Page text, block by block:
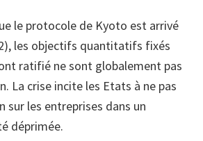
le protocole de Kyoto est arrivé
les objectifs quantitatifs fixés
ratifié ne sont globalement pas
La crise incite les Etats à ne pas
sur les entreprises dans un
déprimée.